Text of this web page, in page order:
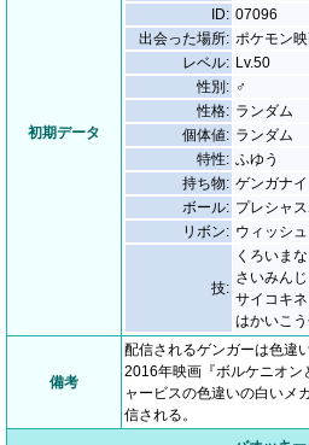
初期データ
ID: 07096
出会った場所: ポケモン
レベル: Lv.50
性別: ♂
性格: ランダム
個体値: ランダム
特性: ふゆう
持ち物: ゲンガナイ
ボール: プレシャ
リボン: ウィッシ
技:
くろいま
さいみん
サイコキ
はかいこ
備考
配信されるゲンガーは色違い
2016年映画『ボルケニオン
ャービスの色違いの白いメ
信される。